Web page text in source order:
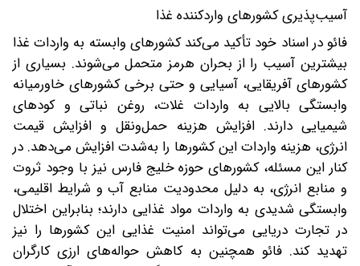
آسیب‌پذیری کشورهای واردکننده غذا
فائو در اسناد خود تأکید می‌کند کشورهای وابسته به واردات غذا
بیشترین آسیب را از بحران هرمز متحمل می‌شوند. بسیاری از
کشورهای آفریقایی، آسیایی و حتی برخی کشورهای خاورمیانه
وابستگی بالایی به واردات غلات، روغن نباتی و کودهای
شیمیایی دارند. افزایش هزینه حمل‌ونقل و افزایش قیمت
انرژی، هزینه واردات این کشورها را به‌شدت افزایش می‌دهد. در
کنار این مسئله، کشورهای حوزه خلیج فارس نیز با وجود ثروت
و منابع انرژی، به دلیل محدودیت منابع آب و شرایط اقلیمی،
وابستگی شدیدی به واردات مواد غذایی دارند؛ بنابراین اختلال
در تجارت دریایی می‌تواند امنیت غذایی این کشورها را نیز
تهدید کند. فائو همچنین به کاهش حواله‌های ارزی کارگران